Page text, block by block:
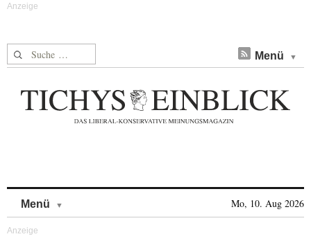
Suche nach: Menü
Menü Mo, 10. Aug 2026